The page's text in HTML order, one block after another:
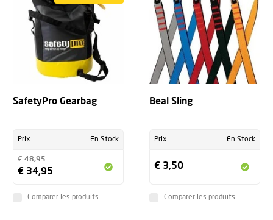
SafetyPro Gearbag
Prix En Stock
€ 48,95
€ 34,95
Comparer les produits
Beal Sling
Prix En Stock
€ 3,50
Comparer les produits